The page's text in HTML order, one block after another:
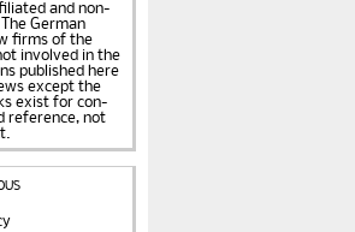
and non-
Ger­man
firms of the
in­volved in the
published here
except the
exist for con­
refe­rence, not